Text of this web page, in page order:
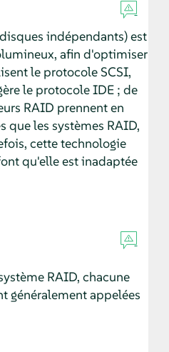
indépendants) est
afin d'optimiser
le protocole SCSI,
le protocole IDE ; de
RAID prennent en
que les systèmes RAID,
cette technologie
qu'elle est inadaptée
RAID, chacune
généralement appelées